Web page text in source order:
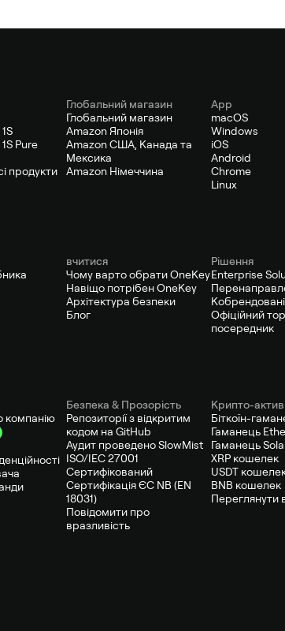
Pure
продукти
Глобальний магазин
Глобальний магазин
Amazon Японія
Amazon США, Канада та
Мексика
Amazon Німеччина
App
macOS
Windows
iOS
Android
Chrome
Linux
вчитися
Чому варто обрати OneKey
Навіщо потрібен OneKey
Архітектура безпеки
Блог
Рішення
Enterprise
Офіційний
посередник
компанію
Безпека & Прозорість
Репозиторії з відкритим
кодом на GitHub
Аудит проведено SlowMist
ISO/IEC 27001
Сертифікований
Сертифікація ЄС NB (EN
18031)
Повідомити про
вразливість
Крипто-
Біткоїн-
Гаманець
Гаманець
XRP кошелек
USDT
BNB кошелек
Переглянути